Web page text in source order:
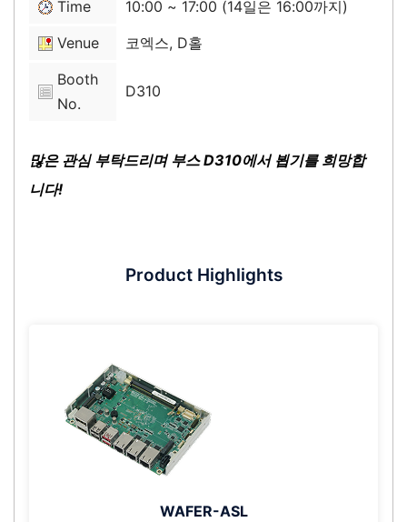
Time
10:00 ~ 17:00 (14일은 16:00까지)
Venue
코엑스, D홀
Booth
No.
D310
많은 관심 부탁드리며 부스 D310에서 뵙기를 희망합
니다!
Product Highlights
WAFER-ASL